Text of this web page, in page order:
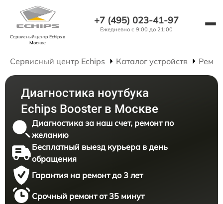
Сервисный центр Echipsв
Москве
+7 (495) 023-41-97
Ежедневно с 9:00 до 21:00
Сервисный центр Echips Каталог устройств
Диагностика ноутбука
Echips Booster в Москве
Диагностика за наш счет, ремонт по
желанию
Бесплатный выезд курьера в день
обращения
Гарантия на ремонт до 3 лет
Срочный ремонт от 35 минут